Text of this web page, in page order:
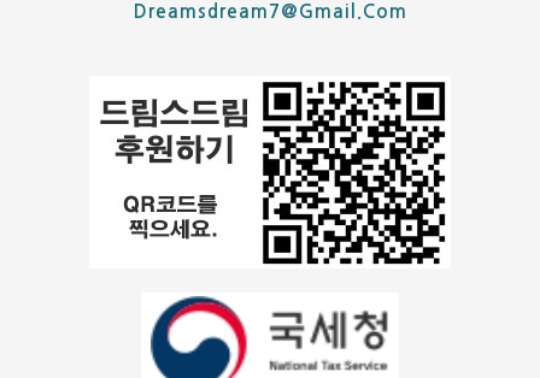
Dreamsdream7@gmail.com